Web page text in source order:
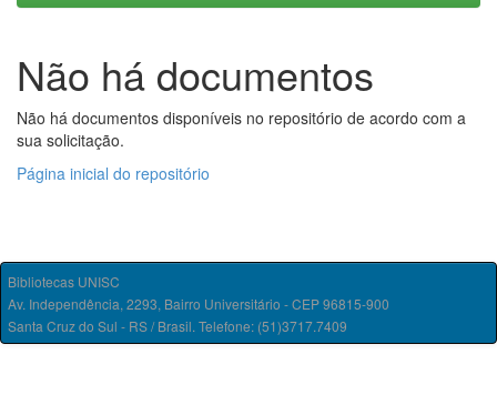
Não há documentos
Não há documentos disponíveis no repositório de acordo com a
sua solicitação.
Página inicial do repositório
Bibliotecas UNISC
Av. Independência, 2293, Bairro Universitário - CEP 96815-900
Santa Cruz do Sul - RS / Brasil. Telefone: (51)3717.7409